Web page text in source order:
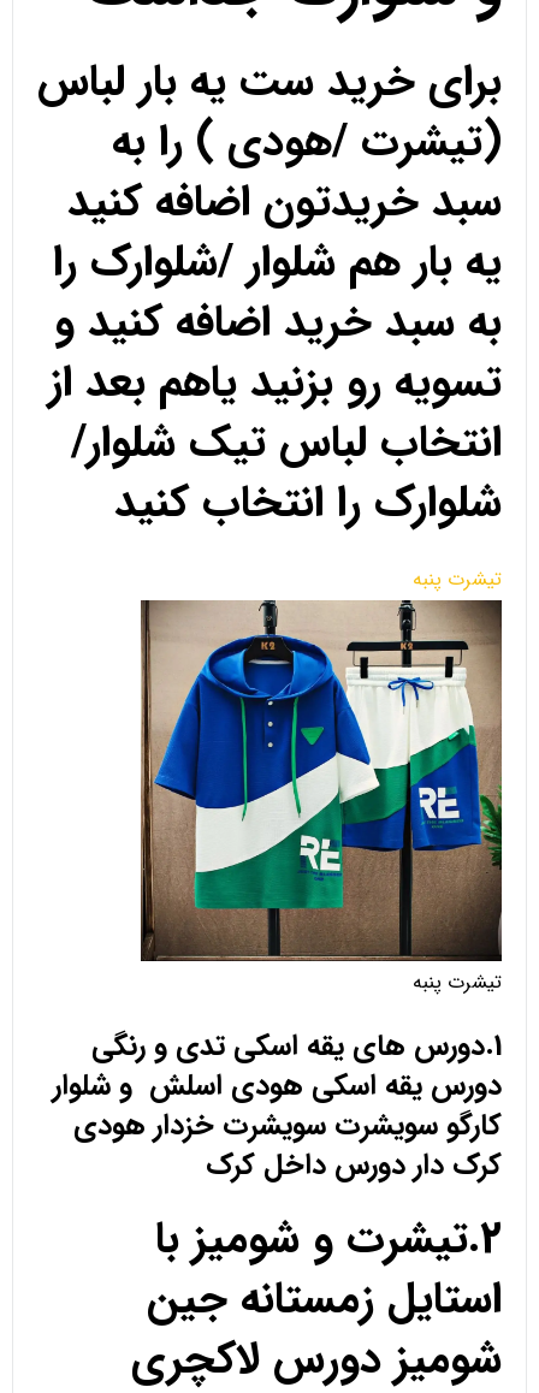
برای خرید ست یه بار لباس
(تیشرت /هودی ) را به
سبد خریدتون اضافه کنید
یه بار هم شلوار /شلوارک را
به سبد خرید اضافه کنید و
تسویه رو بزنید یاهم بعد از
انتخاب لباس تیک شلوار/
شلوارک را انتخاب کنید
تیشرت پنبه
تیشرت پنبه
1.دورس های یقه اسکی تدی و رنگی
دورس یقه اسکی هودی اسلش و شلوار
کارگو سویشرت سویشرت خزدار هودی
کرک دار دورس داخل کرک
2.تیشرت و شومیز با
استایل زمستانه جین
شومیز دورس لاکچری